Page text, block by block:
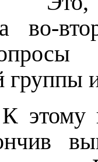
во-
группы